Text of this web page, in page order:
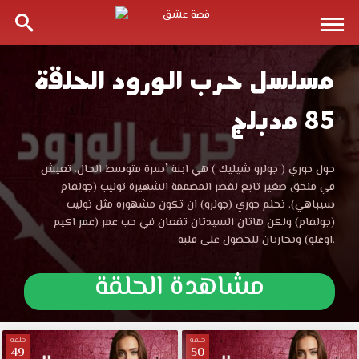
مسلسل
الورود
85
مدبلجة
قصة
مسلسل حرب الورود الحلقة
85 مدبلج
مسلسل
الحلقة
85
مدبلجة
قصة
عشق
الموقع
العربي
الأفضل
حول جوري ( جولرو شيليك ) هي ابنة أسرة متوسط الحال، تعيش
في ملحق صغير تابع لقصر المصممة الشهيرة توليب (جولفام
سيباهي). تحلم جوري (جولرو) ان تكون مشهوره مثل توليب
(جولفام) ولكن هاتان السيدتان تقعان في حب عمر (عمر اكيم
اوغلو) وتحاربان للحصول على قلبه.
مشاهدة الحلقة
حلقة
50
حلقة
49